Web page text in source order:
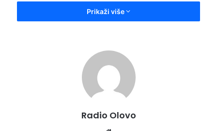
usklađenost sa federalnim zakonodavstvom i relevantnom
sudskom praksom, procjenu pravnih posljedica
socijalnim partnerima (sindikati i udruženja poslodavaca) i
usklađivanje sa pravilima za izradu propisa i drugim
važećim nomotehničkim standardima, a potom predlože u
razumnom roku, u dalju skupštinsku proceduru kroz
Selvedine Sarajlić-Spahić, zastupnice u Skupštini Zeničko-
dobojskog kantona za izmjene i dopune Zakona o radu
Prikaži više
Radio Olovo